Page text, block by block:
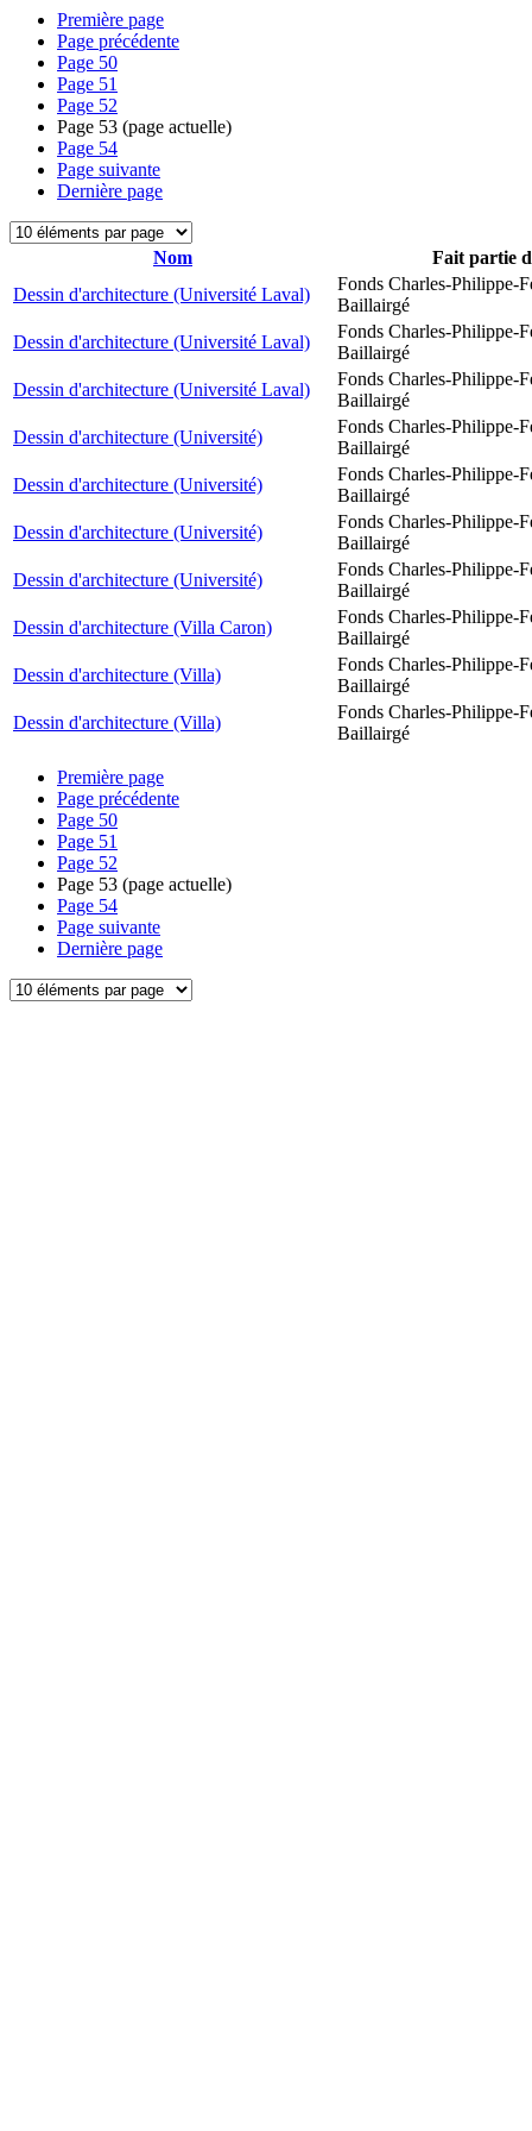
Première page
Page précédente
Page 50
Page 51
Page 52
Page 53 (page actuelle)
Page 54
Page suivante
Dernière page
Nom
Fait partie
Dessin d'architecture (Université Laval)
Fonds Charles-Philippe-
Baillairgé
Dessin d'architecture (Université Laval)
Fonds Charles-Philippe-
Baillairgé
Dessin d'architecture (Université Laval)
Fonds Charles-Philippe-
Baillairgé
Dessin d'architecture (Université)
Fonds Charles-Philippe-
Baillairgé
Dessin d'architecture (Université)
Fonds Charles-Philippe-
Baillairgé
Dessin d'architecture (Université)
Fonds Charles-Philippe-
Baillairgé
Dessin d'architecture (Université)
Fonds Charles-Philippe-
Baillairgé
Dessin d'architecture (Villa Caron)
Fonds Charles-Philippe-
Baillairgé
Dessin d'architecture (Villa)
Fonds Charles-Philippe-
Baillairgé
Dessin d'architecture (Villa)
Fonds Charles-Philippe-
Baillairgé
Première page
Page précédente
Page 50
Page 51
Page 52
Page 53 (page actuelle)
Page 54
Page suivante
Dernière page